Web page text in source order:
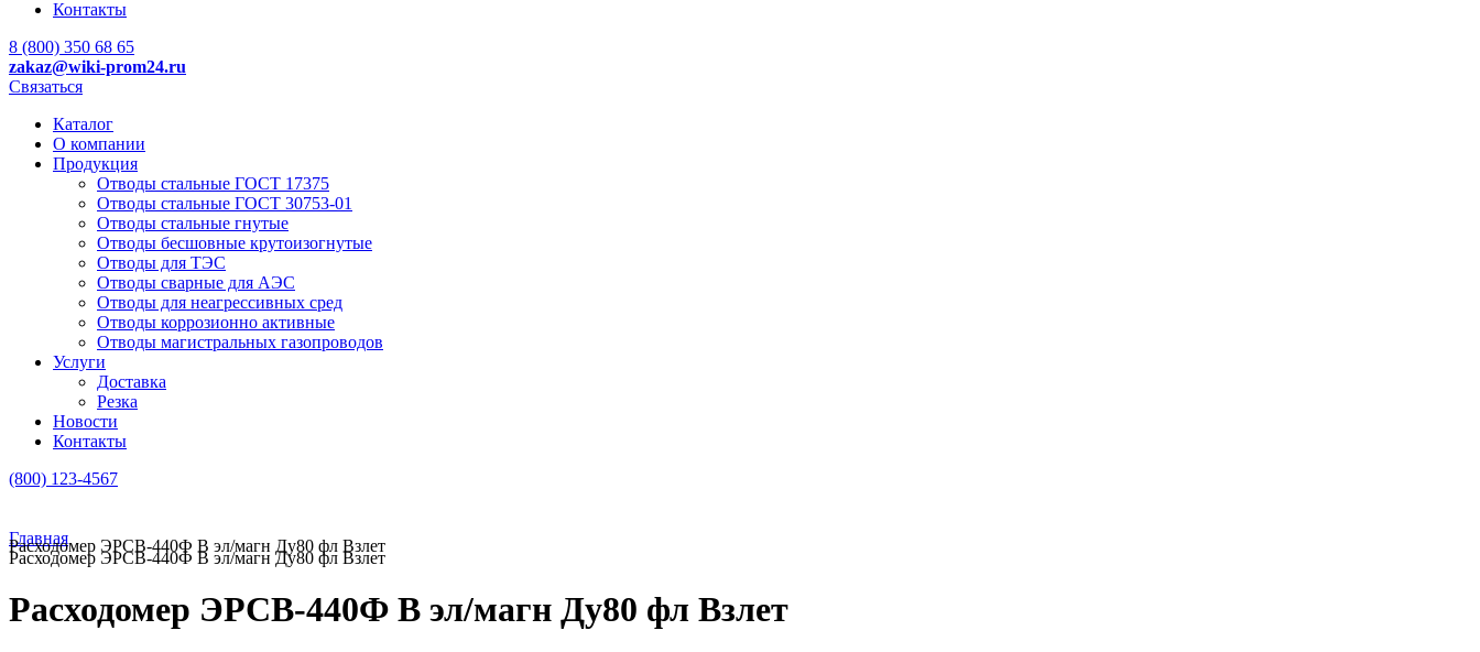
Контакты
8 (800) 350 68 65
zakaz@wiki-prom24.ru
Связаться
Каталог
О компании
Продукция
Отводы стальные ГОСТ 17375
Отводы стальные ГОСТ 30753-01
Отводы стальные гнутые
Отводы бесшовные крутоизогнутые
Отводы для ТЭС
Отводы сварные для АЭС
Отводы для неагрессивных сред
Отводы коррозионно активные
Отводы магистральных газопроводов
Услуги
Доставка
Резка
Новости
Контакты
(800) 123-4567
Главная
Расходомер ЭРСВ-440Ф В эл/магн Ду80 фл Взлет
Расходомер ЭРСВ-440Ф В эл/магн Ду80 фл Взлет
Расходомер ЭРСВ-440Ф В эл/магн Ду80 фл Взлет